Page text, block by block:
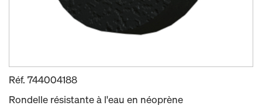
Réf. 744004188
Rondelle résistante à l'eau en néoprène